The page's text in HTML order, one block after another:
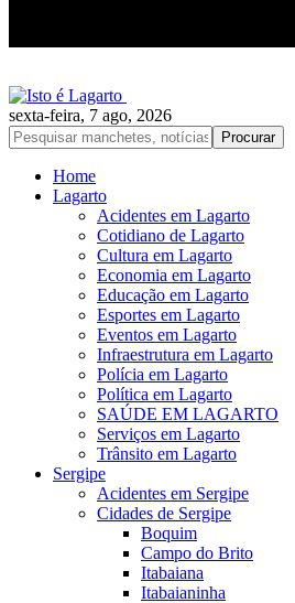
sexta-feira, 7 ago, 2026
Home
Lagarto
Acidentes em Lagarto
Cotidiano de Lagarto
Cultura em Lagarto
Economia em Lagarto
Educação em Lagarto
Esportes em Lagarto
Eventos em Lagarto
Infraestrutura em Lagarto
Polícia em Lagarto
Política em Lagarto
SAÚDE EM LAGARTO
Serviços em Lagarto
Trânsito em Lagarto
Sergipe
Acidentes em Sergipe
Cidades de Sergipe
Boquim
Campo do Brito
Itabaiana
Itabaianinha